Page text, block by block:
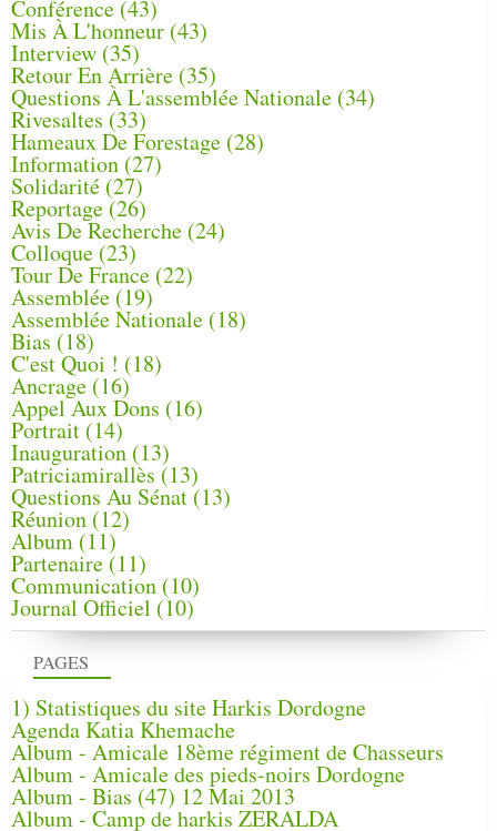
PAGES
1) Statistiques du site Harkis Dordogne
Agenda Katia Khemache
Album - Amicale 18ème régiment de Chasseurs
Album - Amicale des pieds-noirs Dordogne
Album - Bias (47) 12 Mai 2013
Album - Camp de harkis ZERALDA
Conférence (43)
Mis À L'honneur (43)
Interview (35)
Retour En Arrière (35)
Questions À L'assemblée Nationale (34)
Rivesaltes (33)
Hameaux De Forestage (28)
Information (27)
Solidarité (27)
Reportage(26)
Avis De Recherche (24)
Colloque (23)
Tour De France (22)
Assemblée (19)
Assemblée Nationale (18)
Bias (18)
C'est Quoi ! (18)
Ancrage (16)
Appel Aux Dons (16)
Portrait (14)
Inauguration (13)
Patriciamirallès (13)
Questions Au Sénat(13)
Réunion (12)
Album (11)
Partenaire(11)
Communication (10)
Journal Officiel (10)